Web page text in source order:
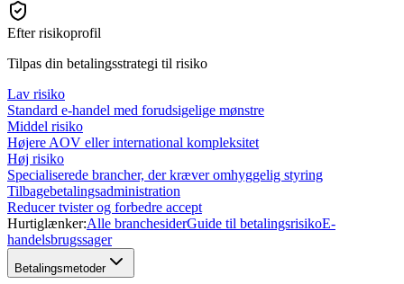
Efter risikoprofil
Tilpas din betalingsstrategi til risiko
Lav risiko
Standard e-handel med forudsigelige mønstre
Middel risiko
Højere AOV eller international kompleksitet
Høj risiko
Specialiserede brancher, der kræver omhyggelig styring
Tilbagebetalingsadministration
Reducer tvister og forbedre accept
Hurtiglænker:Alle branchesiderGuide til betalingsrisikoE-
handelsbrugssager
Betalingsmetoder